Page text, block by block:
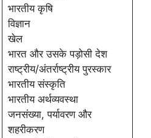
भारतीय कृषि
विज्ञान
खेल
भारत और उसके पड़ोसी देश
राष्ट्रीय/अंतर्राष्ट्रीय पुरस्कार
भारतीय संस्कृति
भारतीय अर्थव्यवस्था
जनसंख्या, पर्यावरण और
शहरीकरण